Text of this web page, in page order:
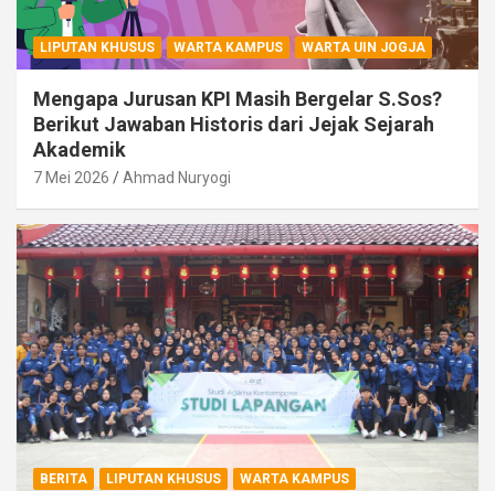
LIPUTAN KHUSUS WARTA KAMPUS WARTA UIN JOGJA
Mengapa Jurusan KPI Masih Bergelar S.Sos?
Berikut Jawaban Historis dari Jejak Sejarah
Akademik
7 Mei 2026 Ahmad Nuryogi
BERITA LIPUTAN KHUSUS WARTA KAMPUS